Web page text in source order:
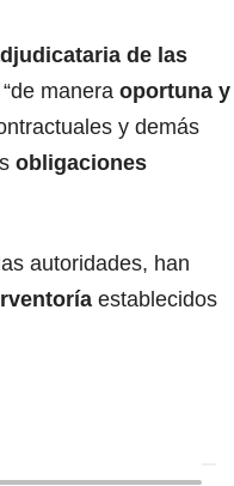
de las
manera oportuna y
y demás
obligaciones
autoridades, han
establecidos